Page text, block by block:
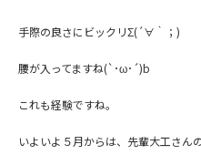
手際の良さにビックリΣ(´∀｀；)
腰が入ってますね(`･ω･´)b
これも経験ですね。
いよいよ５月からは、先輩大工さん